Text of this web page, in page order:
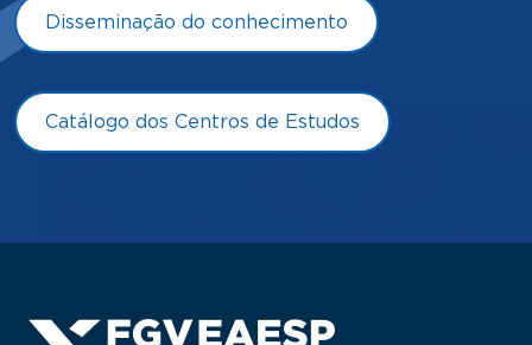
Disseminação do conhecimento
Catálogo dos Centros de Estudos